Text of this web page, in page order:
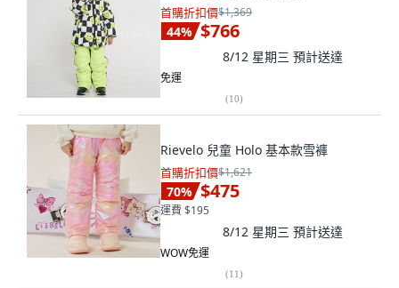
首購折扣價$1,369
44% $766
8/12 星期三 預計送達
免運
(10)
Rievelo 兒童 Holo 基本款雪褲
首購折扣價$1,621
70% $475
運費 $195
8/12 星期三 預計送達
WOW免運
(11)